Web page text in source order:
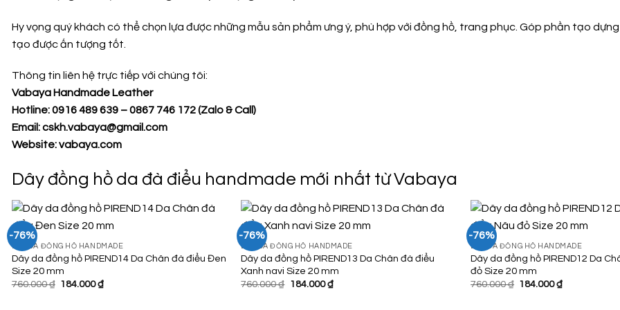
Hy vọng quý khách có thể chọn lựa được những mẫu sản phẩm ưng ý, phù hợp với đồng hồ, trang phục. Góp phần tạo
tạo được ấn tượng tốt.
Thông tin liên hệ trực tiếp với chúng tôi:
Vabaya Handmade Leather
Hotline: 0916 489 639 – 0867 746 172 (Zalo & Call)
Email: cskh.vabaya@gmail.com
Website:vabaya.com
Dây đồng hồ da đà điểu handmade mới nhất từ Vabaya
-76%
Add to
DÂY DA ĐỒNG HỒ HANDMADE
Dây da đồng hồ PIREND14 Da Chân đà điểu Đen
Size 20 mm
760.000₫ Giá
184.000₫Giá
-76%
Add to
DÂY DA ĐỒNG HỒ HANDMADE
Dây da đồng hồ PIREND13 Da Chân đà điểu
Xanh navi Size 20 mm
760.000₫ Giá
184.000₫Giá
-76%
DÂY DA ĐỒNG HỒ HANDMADE
Dây da đồng hồ PIREND12 Da
đỏ Size 20 mm
760.000₫ Giá
184.000₫Giá